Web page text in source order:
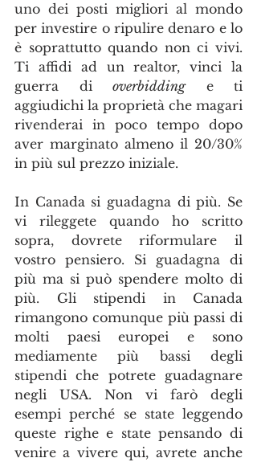
uno dei posti migliori al mondo
per investire o ripulire denaro e lo
è soprattutto quando non ci vivi.
Ti affidi ad un realtor, vinci la
guerra di overbidding e ti
aggiudichi la proprietà che magari
rivenderai in poco tempo dopo
aver marginato almeno il 20/30%
in più sul prezzo iniziale.
In Canada si guadagna di più. Se
vi rileggete quando ho scritto
sopra, dovrete riformulare il
vostro pensiero. Si guadagna di
più ma si può spendere molto di
più. Gli stipendi in Canada
rimangono comunque più passi di
molti paesi europei e sono
mediamente più bassi degli
stipendi che potrete guadagnare
negli USA. Non vi farò degli
esempi perché se state leggendo
queste righe e state pensando di
venire a vivere qui, avrete anche